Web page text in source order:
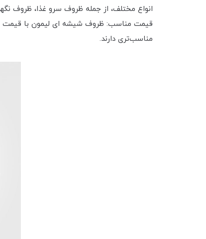
انواع مختلف، از جمله ظروف سرو غذا، ظروف
قیمت مناسب: ظروف شیشه ای لیمون با قیمت
مناسب‌تری دارند.